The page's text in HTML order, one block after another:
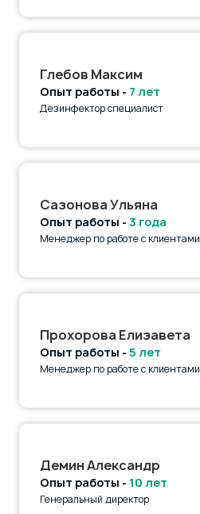
Глебов Максим
Опыт работы - 7 лет
Дезинфектор специалист
Сазонова Ульяна
Опыт работы - 3 года
Менеджер по работе с клиентами
Прохорова Елизавета
Опыт работы - 5 лет
Менеджер по работе с клиентами
Демин Александр
Опыт работы - 10 лет
Генеральный директор